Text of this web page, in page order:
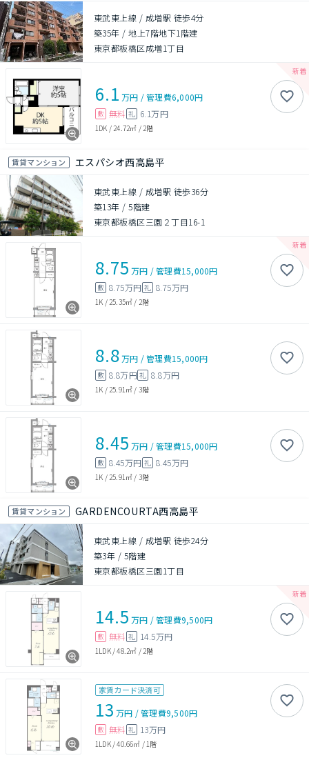
東武東上線 / 成増駅 徒歩4分
築35年 /地上7階地下1階建
東京都板橋区成増1丁目
6.1 万円 /管理費6,000円
敷 無料 礼 6.1万円
1DK / 24.72㎡ / 2階
賃貸マンション エスパシオ西高島平
東武東上線 / 成増駅 徒歩36分
築13年 /5階建
東京都板橋区三園２丁目16-1
8.75 万円 /管理費15,000円
敷 8.75万円 礼 8.75万円
1K / 25.35㎡ / 2階
8.8万円 /管理費15,000円
敷 8.8万円礼 8.8万円
1K / 25.91㎡ / 3階
8.45 万円 /管理費15,000円
敷 8.45万円 礼 8.45万円
1K / 25.91㎡ / 3階
賃貸マンション GARDENCOURTA西高島平
東武東上線 / 成増駅 徒歩24分
築3年 / 5階建
東京都板橋区三園1丁目
14.5 万円 /管理費9,500円
敷 無料 礼 14.5万円
1LDK/48.2㎡ / 2階
家賃カード決済可
13 万円 /管理費9,500円
敷 無料 礼 13万円
1LDK/40.66㎡ /1階